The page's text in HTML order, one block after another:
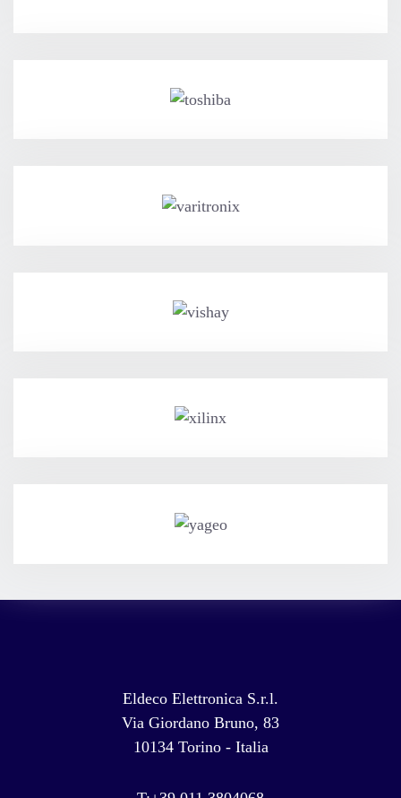
Eldeco Elettronica S.r.l.
Via Giordano Bruno, 83
10134 Torino - Italia